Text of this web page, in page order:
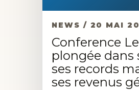
NEWS / 20 MAI
Conference
plongée dans
ses records
ses revenus